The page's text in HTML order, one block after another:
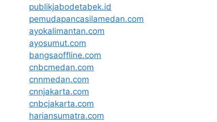
publikjabodetabek.id
pemudapancasilamedan.com
ayokalimantan.com
ayosumut.com
bangsaoffline.com
cnbcmedan.com
cnnmedan.com
cnnjakarta.com
cnbcjakarta.com
hariansumatra.com